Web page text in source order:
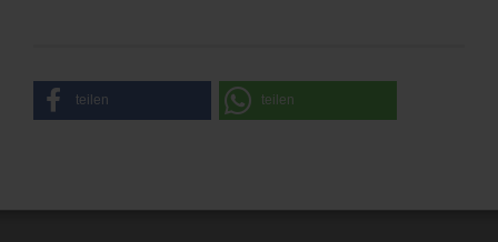
teilen teilen